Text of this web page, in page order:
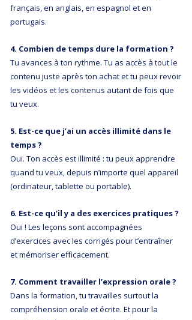
français, en anglais, en espagnol et en
portugais.
4. Combien de temps dure la formation ?
Tu avances à ton rythme. Tu as accès à tout le
contenu juste après ton achat et tu peux revoir
les vidéos et les contenus autant de fois que
tu veux.
5. Est-ce que j’ai un accès illimité dans le
temps ?
Oui. Ton accès est illimité : tu peux apprendre
quand tu veux, depuis n’importe quel appareil
(ordinateur, tablette ou portable).
6. Est-ce qu’il y a des exercices pratiques ?
Oui ! Les leçons sont accompagnées
d’exercices avec les corrigés pour t’entraîner
et mémoriser efficacement.
7. Comment travailler l’expression orale ?
Dans la formation, tu travailles surtout la
compréhension orale et écrite. Et pour la